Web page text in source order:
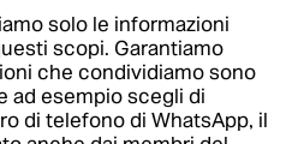
solo le informazioni
scopi. Garantiamo
che condividiamo sono
ad esempio scegli di
di telefono di WhatsApp, il